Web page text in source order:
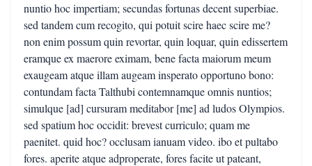
nuntio hoc impertiam; secundas fortunas decent superbiae.
sed tandem cum recogito, qui potuit scire haec scire me?
non enim possum quin revortar, quin loquar, quin edissertem
eramque ex maerore eximam, bene facta maiorum meum
exaugeam atque illam augeam insperato opportuno bono:
contundam facta Talthubi contemnamque omnis nuntios;
simulque [ad] cursuram meditabor [me] ad ludos Olympios.
sed spatium hoc occidit: brevest curriculo; quam me
paenitet. quid hoc? occlusam ianuam video. ibo et pultabo
fores. aperite atque adproperate, fores facite ut pateant,